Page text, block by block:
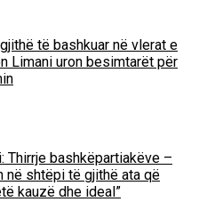
të bashkuar në vlerat e
Limani uron besimtarët për
Thirrje bashkëpartiakëve –
në shtëpi të gjithë ata që
kauzë dhe ideal”